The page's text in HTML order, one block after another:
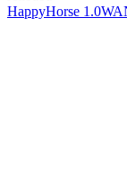
HappyHorse 1.0